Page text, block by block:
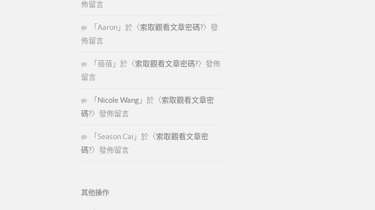
佈留言
「 Aaron 」於〈索取觀看文章密碼?〉發
佈留言
「 蓓蓓 」於〈索取觀看文章密碼?〉發佈
留言
「 Nicole Wang 」於〈索取觀看文章密
碼?〉發佈留言
「 Season Cai 」於〈索取觀看文章密
碼?〉發佈留言
其他操作